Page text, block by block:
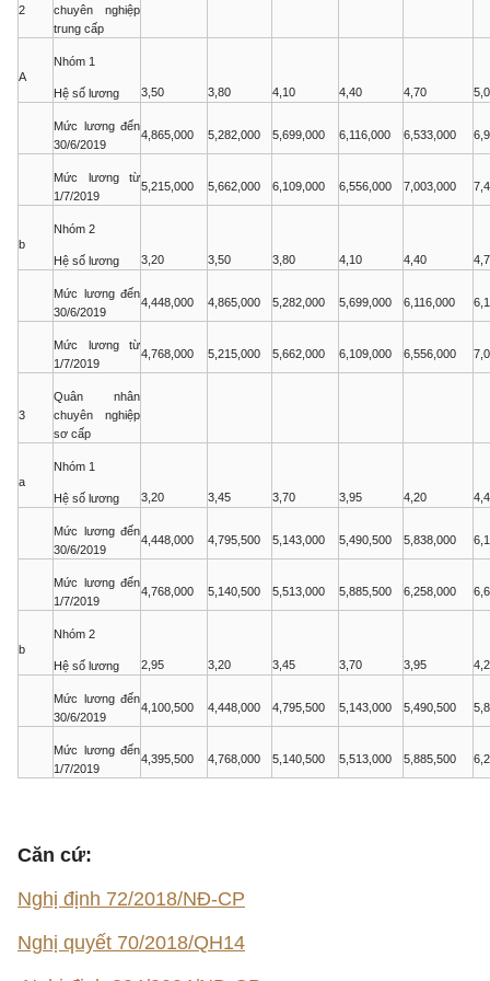
2
chuyên nghiệp
trung cấp
A
Nhóm 1
Hệ số lương 3,50 3,80 4,10 4,40 4,70
Mức lương đến
30/6/2019
4,865,000 5,282,000 5,699,000 6,116,000 6,533,000
Mức lương từ
1/7/2019
5,215,000 5,662,000 6,109,000 6,556,000 7,003,000
b
Nhóm 2
Hệ số lương 3,20 3,50 3,80 4,10 4,40
Mức lương đến
30/6/2019
4,448,000 4,865,000 5,282,000 5,699,000 6,116,000
Mức lương từ
1/7/2019
4,768,000 5,215,000 5,662,000 6,109,000 6,556,000
3
Quân nhân
chuyên nghiệp
sơ cấp
a
Nhóm 1
Hệ số lương 3,20 3,45 3,70 3,95 4,20
Mức lương đến
30/6/2019
4,448,000 4,795,500 5,143,000 5,490,500 5,838,000
Mức lương đến
1/7/2019
4,768,000 5,140,500 5,513,000 5,885,500 6,258,000
b
Nhóm 2
Hệ số lương 2,95 3,20 3,45 3,70 3,95
Mức lương đến
30/6/2019
4,100,500 4,448,000 4,795,500 5,143,000 5,490,500
Mức lương đến
1/7/2019
4,395,500 4,768,000 5,140,500 5,513,000 5,885,500
Căn cứ:
Nghị định 72/2018/NĐ-CP
Nghị quyết 70/2018/QH14